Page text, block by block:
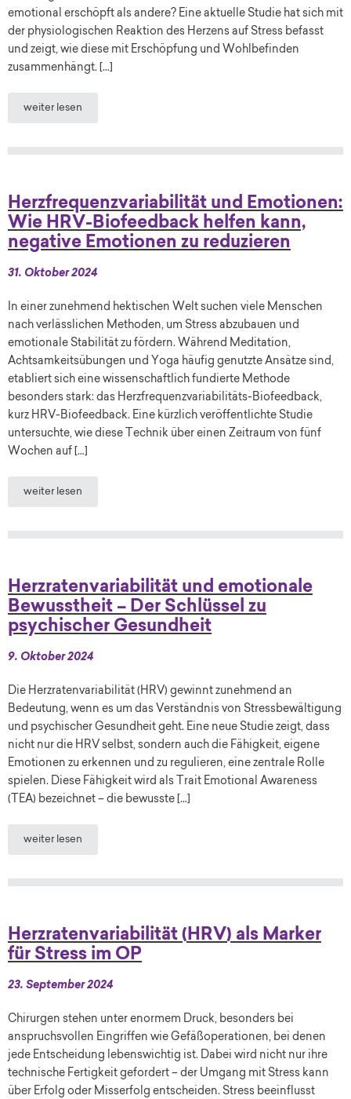
emotional erschöpft als andere? Eine aktuelle Studie hat sich mit
der physiologischen Reaktion des Herzens auf Stress befasst
und zeigt, wie diese mit Erschöpfung und Wohlbefinden
zusammenhängt. […]
weiter lesen
Herzfrequenzvariabilität und Emotionen:
Wie HRV-Biofeedback helfen kann,
negative Emotionen zu reduzieren
31. Oktober 2024
In einer zunehmend hektischen Welt suchen viele Menschen
nach verlässlichen Methoden, um Stress abzubauen und
emotionale Stabilität zu fördern. Während Meditation,
Achtsamkeitsübungen und Yoga häufig genutzte Ansätze sind,
etabliert sich eine wissenschaftlich fundierte Methode
besonders stark: das Herzfrequenzvariabilitäts-Biofeedback,
kurz HRV-Biofeedback. Eine kürzlich veröffentlichte Studie
untersuchte, wie diese Technik über einen Zeitraum von fünf
Wochen auf […]
weiter lesen
Herzratenvariabilität und emotionale
Bewusstheit – Der Schlüssel zu
psychischer Gesundheit
9. Oktober 2024
Die Herzratenvariabilität (HRV) gewinnt zunehmend an
Bedeutung, wenn es um das Verständnis von Stressbewältigung
und psychischer Gesundheit geht. Eine neue Studie zeigt, dass
nicht nur die HRV selbst, sondern auch die Fähigkeit, eigene
Emotionen zu erkennen und zu regulieren, eine zentrale Rolle
spielen. Diese Fähigkeit wird als Trait Emotional Awareness
(TEA) bezeichnet – die bewusste […]
weiter lesen
Herzratenvariabilität (HRV) als Marker
für Stress im OP
23. September 2024
Chirurgen stehen unter enormem Druck, besonders bei
anspruchsvollen Eingriffen wie Gefäßoperationen, bei denen
jede Entscheidung lebenswichtig ist. Dabei wird nicht nur ihre
technische Fertigkeit gefordert – der Umgang mit Stress kann
über Erfolg oder Misserfolg entscheiden. Stress beeinflusst